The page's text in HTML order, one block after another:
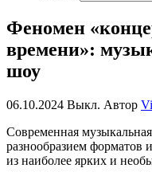
Феномен
времени»:
шоу
06.10.2024 Выкл. Автор
Современная
разнообразием
из наиболее ярких и